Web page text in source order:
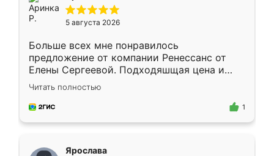
5 августа 2026
Больше всех мне понравилось
предложение от компании Ренессанс от
Елены Сергеевой. Подходяшщая цена и
короткие сроки изготовления. Приехавший
для замера сотрудник Владислав
предложил по моему эскизу самый
Читать полностью
1
Ярослава